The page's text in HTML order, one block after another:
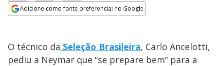
Adicione como fonte preferencial no Google
O técnico da Seleção Brasileira, Carlo Ancelotti,
pediu a Neymar que “se prepare bem” para a